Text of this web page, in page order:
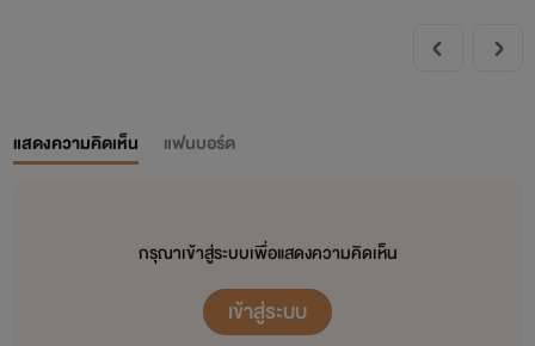
แสดงความคิดเห็น แฟนบอร์ด
กรุณาเข้าสู่ระบบเพื่อแสดงความคิดเห็น
เข้าสู่ระบบ